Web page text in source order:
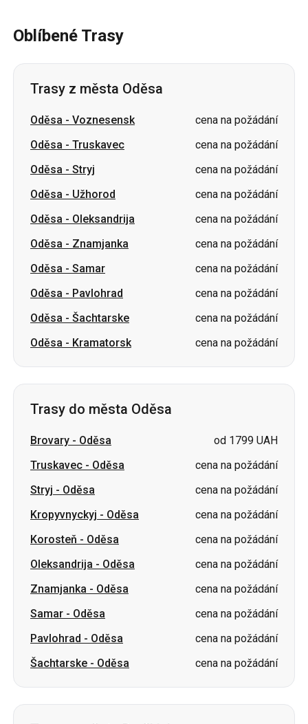
Oblíbené Trasy
Trasy z města Oděsa
Oděsa - Voznesensk
cena na požádání
Oděsa - Truskavec
cena na požádání
Oděsa - Stryj
cena na požádání
Oděsa - Užhorod
cena na požádání
Oděsa - Oleksandrija
cena na požádání
Oděsa - Znamjanka
cena na požádání
Oděsa - Samar
cena na požádání
Oděsa - Pavlohrad
cena na požádání
Oděsa - Šachtarske
cena na požádání
Oděsa - Kramatorsk cena na požádání
Trasy do města Oděsa
Brovary - Oděsa
od 1799 UAH
Truskavec - Oděsa
cena na požádání
Stryj - Oděsa
cena na požádání
Kropyvnyckyj - Oděsa
cena na požádání
Korosteň - Oděsa
cena na požádání
Oleksandrija - Oděsa
cena na požádání
Znamjanka - Oděsa
cena na požádání
Samar - Oděsa
cena na požádání
Pavlohrad - Oděsa
cena na požádání
Šachtarske - Oděsa cena na požádání